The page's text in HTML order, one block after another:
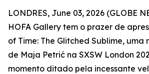
LONDRES, June 03, 2026 (GLOBE
HOFA Gallery tem o prazer de
of Time: The Glitched Sublime, uma
de Maja Petrić na SXSW London
momento ditado pela incessante